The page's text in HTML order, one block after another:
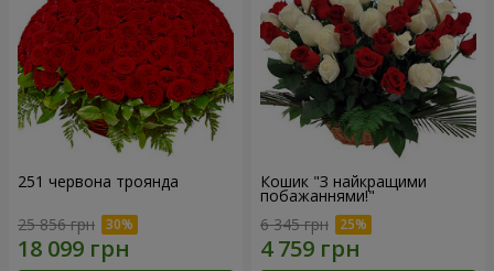
251 червона троянда
25 856 грн
Кошик "З найкращими
побажаннями!"
6 345 грн